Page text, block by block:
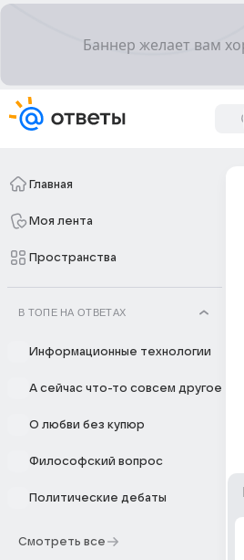
Главная
Моя лента
Пространства
В ТОПЕ НА ОТВЕТАХ
Информационные технологии
А сейчас что-то совсем другое
О любви без купюр
Философский вопрос
Политические дебаты
Смотреть все